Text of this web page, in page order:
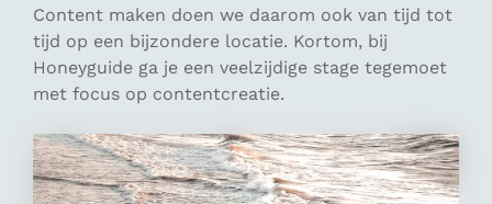
Content maken doen we daarom ook van tijd tot
tijd op een bijzondere locatie. Kortom, bij
Honeyguide ga je een veelzijdige stage tegemoet
met focus op contentcreatie.